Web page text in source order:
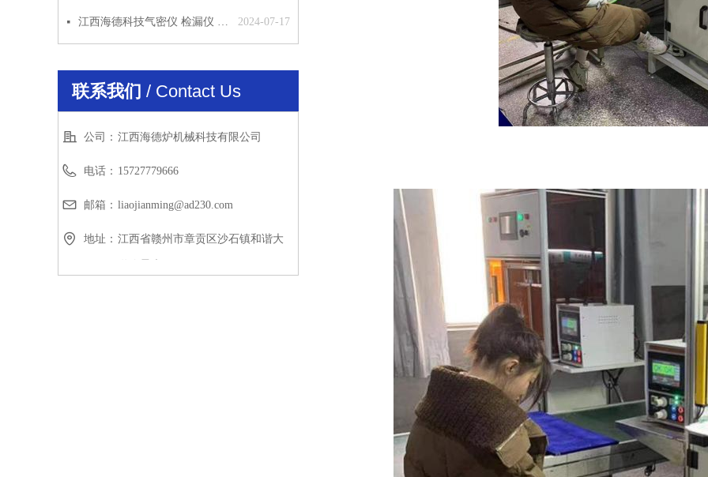
2024-07-17
넷 江西海德科技气密仪 检漏仪 气密性检测仪 工作原理 使用说明
联系我们 / Contact Us
公司： 江西海德炉机械科技有限公司
电话： 15727779666
邮箱： liaojianming@ad230.com
地址： 江西省赣州市章贡区沙石镇和谐大